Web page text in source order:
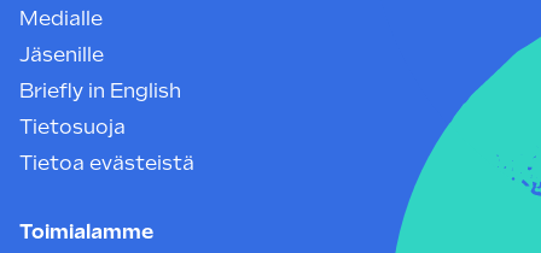
Medialle
Jäsenille
Briefly in English
Tietosuoja
Tietoa evästeistä
Toimialamme